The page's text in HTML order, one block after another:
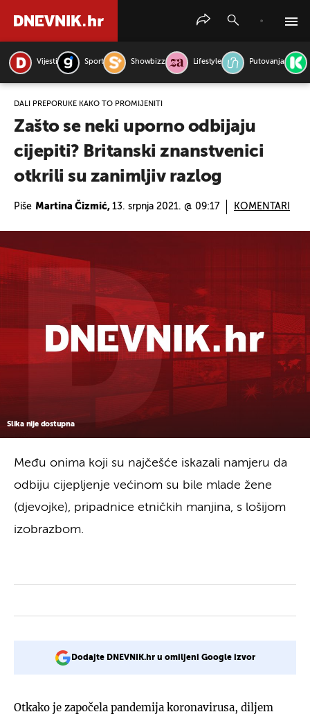
Vijesti Sport Showbizz Lifestyle Putovanja
DALI PREPORUKE KAKO TO PROMIJENITI
Zašto se neki uporno odbijaju
cijepiti? Britanski znanstvenici
otkrili su zanimljiv razlog
Piše Martina Čizmić, 13. srpnja 2021. @ 09:17 KOMENTARI
Slika nije dostupna
Među onima koji su najčešće iskazali namjeru da
odbiju cijepljenje većinom su bile mlade žene
(djevojke), pripadnice etničkih manjina, s lošijom
izobrazbom.
Dodajte DNEVNIK.hr u omiljeni Google izvor
Otkako je započela pandemija koronavirusa, diljem
PRETRAŽITE VIJESTI